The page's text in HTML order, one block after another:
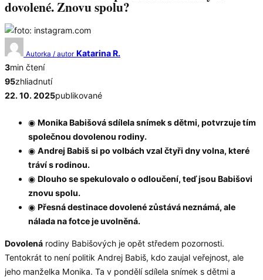
dovolené. Znovu spolu?
Autorka / autor Katarina R.
3min čtení
95zhliadnutí
22. 10. 2025publikované
◉ Monika Babišová sdílela snímek s dětmi, potvrzuje tím
společnou dovolenou rodiny.
◉ Andrej Babiš si po volbách vzal čtyři dny volna, které
tráví s rodinou.
◉ Dlouho se spekulovalo o odloučení, teď jsou Babišovi
znovu spolu.
◉ Přesná destinace dovolené zůstává neznámá, ale
nálada na fotce je uvolněná.
Dovolená rodiny Babišových je opět středem pozornosti.
Tentokrát to není politik Andrej Babiš, kdo zaujal veřejnost, ale
jeho manželka Monika. Ta v pondělí sdílela snímek s dětmi a